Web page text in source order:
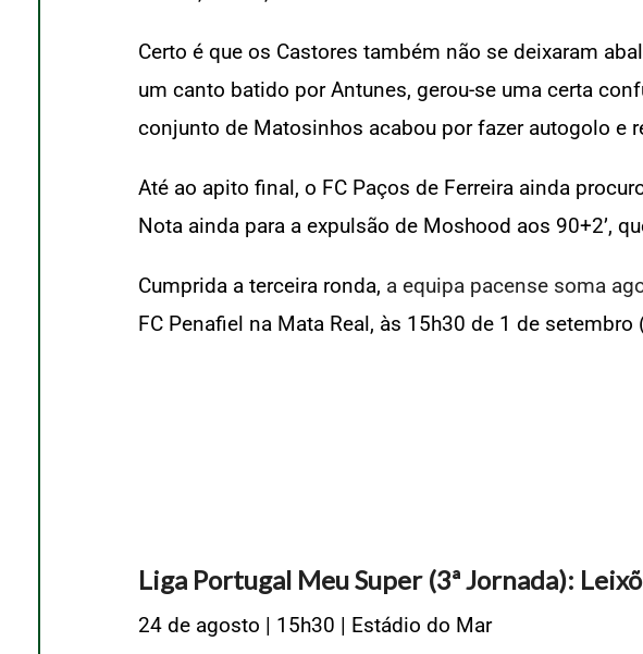
Certo é que os Castores também não se deixaram
um canto batido por Antunes, gerou-se uma certa
conjunto de Matosinhos acabou por fazer autogolo e
Até ao apito final, o FC Paços de Ferreira ainda
Nota ainda para a expulsão de Moshood aos 90+2’,
Cumprida a terceira ronda, a equipa pacense soma
FC Penafiel na Mata Real, às 15h30 de 1 de
Liga Portugal Meu Super (3ª Jornada):
24 de agosto | 15h30 | Estádio do Mar